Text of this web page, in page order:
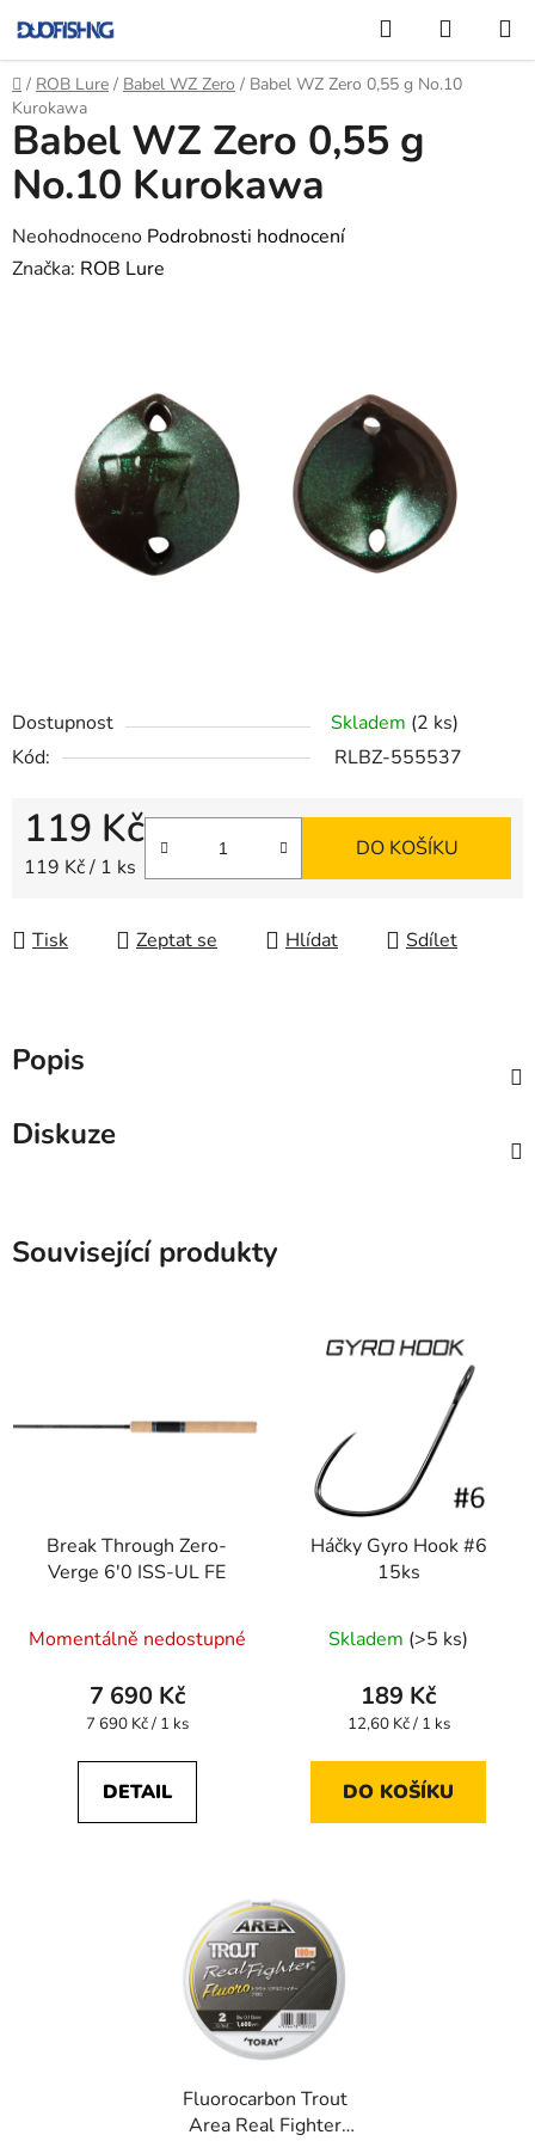
na
obsah
Hledat
KOŠÍK
Domů
/ ROB Lure / Babel WZ Zero / Babel WZ Zero 0,55 g No.10
Kurokawa
Dostupnost Skladem (2 ks)
Kód:
RLBZ-555537
119 Kč
Měrná cena:
119 Kč / 1 ks
DO KOŠÍKU
Tisk Zeptat se Hlídat Sdílet
Babel WZ Zero 0,55 g
No.10 Kurokawa
Průměrné
hodnocení
hvězdiček.
Neohodnoceno Podrobnosti hodnocení
Značka: ROB Lure
Popis
Diskuze
Související produkty
Break Through Zero-
Verge 6'0 ISS-UL FE
Momentálně nedostupné
7 690 Kč
Měrná
7 690 Kč / 1 ks
DETAIL
Háčky Gyro Hook #6
15ks
Skladem (>5 ks)
189 Kč
Měrná
12,60 Kč / 1 ks
DO KOŠÍKU
Fluorocarbon Trout
Area Real Fighter